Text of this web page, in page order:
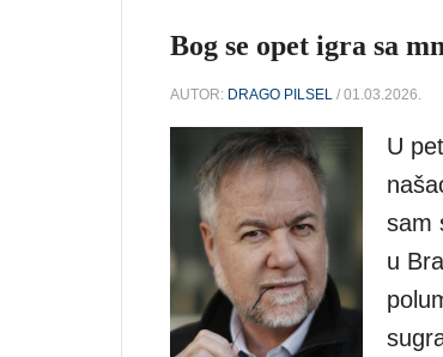
Bog se opet igra sa
AUTOR: DRAGO PILSEL / 01.03.2026.
U
sam
u